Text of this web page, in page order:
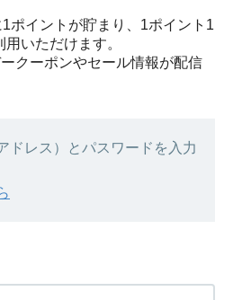
ポイントが貯まり、1ポイント1
いただけます。
クーポンやセール情報が配信
ドレス）とパスワードを入力